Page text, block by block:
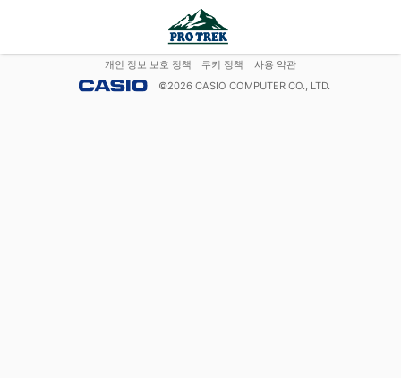
개인 정보 보호 정책 쿠키 정책
사용 약관
©2026 CASIO COMPUTER CO., LTD.